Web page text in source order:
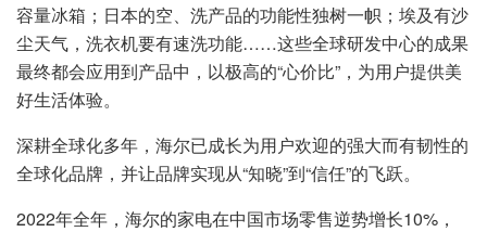
容量冰箱；日本的空、洗产品的功能性独树一帜；埃及有沙
尘天气，洗衣机要有速洗功能……这些全球研发中心的成果
最终都会应用到产品中，以极高的“心价比”，为用户提供美
好生活体验。
深耕全球化多年，海尔已成长为用户欢迎的强大而有韧性的
全球化品牌，并让品牌实现从“知晓”到“信任”的飞跃。
2022年全年，海尔的家电在中国市场零售逆势增长10%，